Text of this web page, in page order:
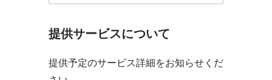
提供サービスについて
提供予定のサービス詳細をお知らせくだ